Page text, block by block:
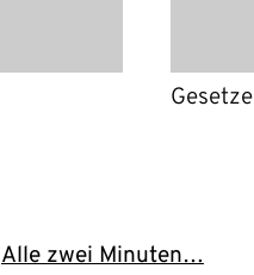
Gesetze
Alle zwei Minuten…